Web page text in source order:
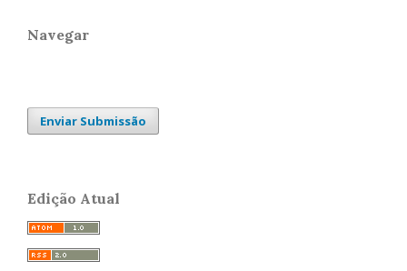
Navegar
Enviar Submissão
Edição Atual